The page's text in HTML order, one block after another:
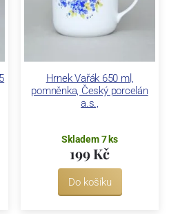
Hrnek Vařák 650 ml,
pomněnka, Český porcelán
a.s.,
Skladem 7 ks
199 Kč
Do košíku